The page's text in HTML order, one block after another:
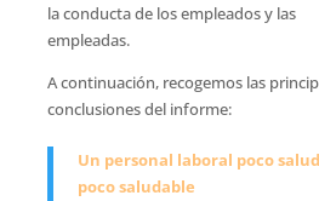
la conducta de los empleados y las
empleadas.
A continuación, recogemos las
conclusiones del informe:
Un personal laboral poco
poco saludable